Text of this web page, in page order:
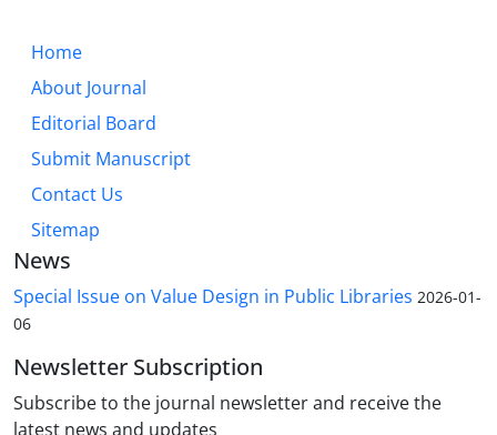
Home
About Journal
Editorial Board
Submit Manuscript
Contact Us
Sitemap
News
Special Issue on Value Design in Public Libraries 2026-01-
06
Newsletter Subscription
Subscribe to the journal newsletter and receive the
latest news and updates